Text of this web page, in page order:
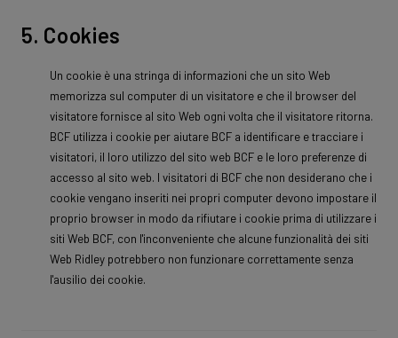
5. Cookies
Un cookie è una stringa di informazioni che un sito Web
memorizza sul computer di un visitatore e che il browser del
visitatore fornisce al sito Web ogni volta che il visitatore ritorna.
BCF utilizza i cookie per aiutare BCF a identificare e tracciare i
visitatori, il loro utilizzo del sito web BCF e le loro preferenze di
accesso al sito web. I visitatori di BCF che non desiderano che i
cookie vengano inseriti nei propri computer devono impostare il
proprio browser in modo da rifiutare i cookie prima di utilizzare i
siti Web BCF, con l'inconveniente che alcune funzionalità dei siti
Web Ridley potrebbero non funzionare correttamente senza
l'ausilio dei cookie.